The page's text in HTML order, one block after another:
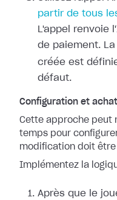
partir de tous
L'appel renvoie
de paiement.
créée est
défaut.
Configuration et
Cette approche peut
temps pour
modification doit être
Implémentez la
Après que le